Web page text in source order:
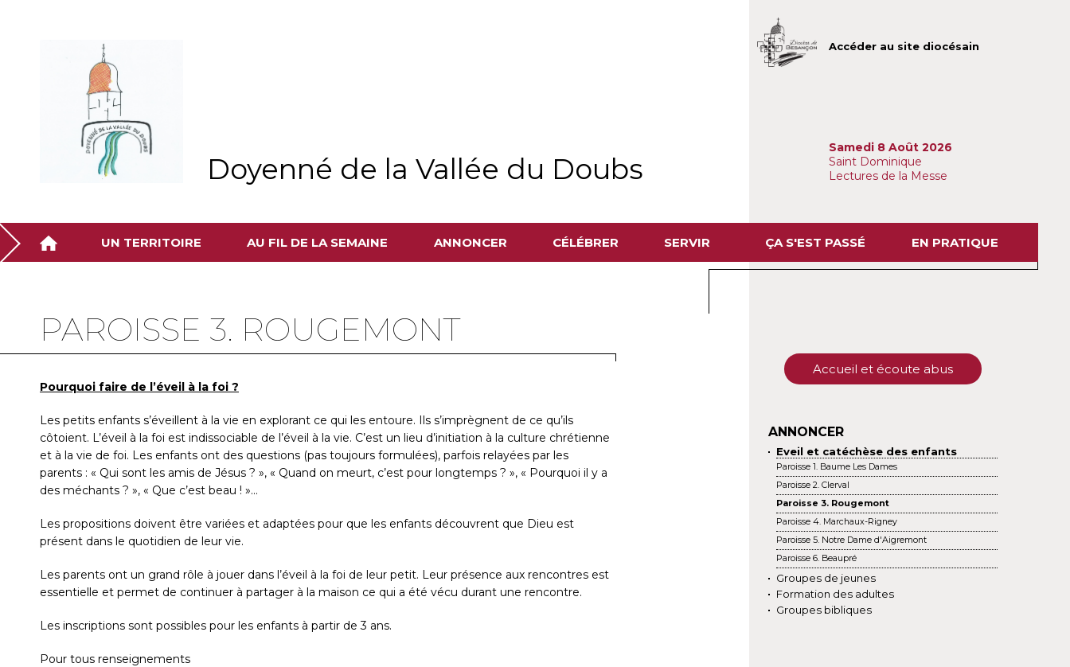
Accéder au site diocésain
Doyenné de la Vallée du Doubs
Samedi 8 Août 2026
Saint Dominique
Lectures de la Messe
UN TERRITOIRE AU FIL DE LA SEMAINE ANNONCER CÉLÉBRER SERVIR ÇA S'EST PASSÉ EN PRATIQUE
PAROISSE 3. ROUGEMONT
Pourquoi faire de l’éveil à la foi ?
Les petits enfants s’éveillent à la vie en explorant ce qui les entoure. Ils s’imprègnent de ce qu’ils
côtoient. L’éveil à la foi est indissociable de l’éveil à la vie. C’est un lieu d’initiation à la culture chrétienne
et à la vie de foi. Les enfants ont des questions (pas toujours formulées), parfois relayées par les
parents : « Qui sont les amis de Jésus ? », « Quand on meurt, c’est pour longtemps ? », « Pourquoi il y a
des méchants ? », « Que c’est beau ! »…
Les propositions doivent être variées et adaptées pour que les enfants découvrent que Dieu est
présent dans le quotidien de leur vie.
Les parents ont un grand rôle à jouer dans l’éveil à la foi de leur petit. Leur présence aux rencontres est
essentielle et permet de continuer à partager à la maison ce qui a été vécu durant une rencontre.
Les inscriptions sont possibles pour les enfants à partir de 3 ans.
Pour tous renseignements
Accueil et écoute abus
ANNONCER
Eveil et catéchèse des enfants
Paroisse 1. Baume Les Dames
Paroisse 2. Clerval
Paroisse 3. Rougemont
Paroisse 4. Marchaux-Rigney
Paroisse 5. Notre Dame d'Aigremont
Paroisse 6. Beaupré
Groupes de jeunes
Formation des adultes
Groupes bibliques